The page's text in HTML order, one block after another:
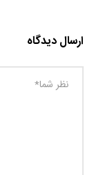
ارسال دیدگاه